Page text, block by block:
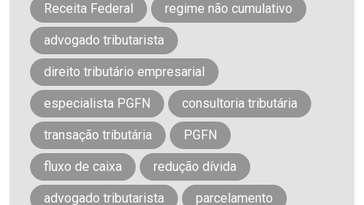
Receita Federal regime não cumulativo
advogado tributarista
direito tributário empresarial
especialista PGFN consultoria tributária
transação tributária PGFN
fluxo de caixa redução dívida
advogado tributarista parcelamento